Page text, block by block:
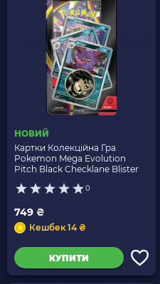
НОВИЙ
Картки Колекційна Гра
Pokemon Mega Evolution
Pitch Black Checklane Blister
0
749 ₴
Кешбек 14 ₴
КУПИТИ